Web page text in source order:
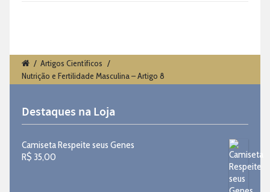
/ Artigos Científicos /
Nutrição e Fertilidade Masculina – Artigo 8
Destaques na Loja
Camiseta Respeite seus Genes
R$ 35,00